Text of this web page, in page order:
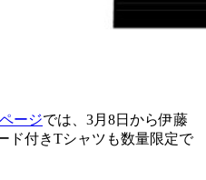
ージでは、3月8日から伊藤
ド付きTシャツも数量限定で